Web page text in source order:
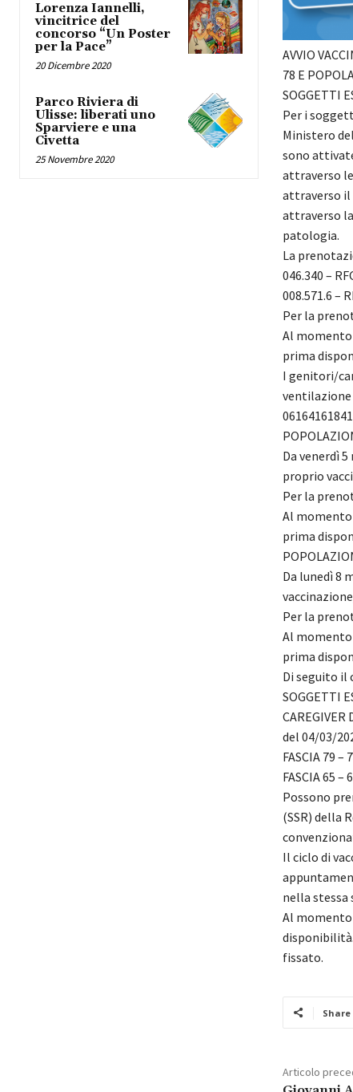
Lorenza Iannelli,
vincitrice del
concorso “Un Poster
per la Pace”
20 Dicembre 2020
Parco Riviera di
Ulisse: liberati uno
Sparviere e una
Civetta
25 Novembre 2020
AVVIO
78 E
SOGGETTI
Per i
Ministero
sono
attraverso
attraverso il
attraverso
patologia.
La
046.340 –
008.571.6 –
Per la
Al momento
prima
I genitori/
ventilazione
Da venerdì
proprio
Per la
Al momento
prima
Da lunedì 8
Per la
Al momento
prima
Di seguito il
SOGGETTI
CAREGIVER
del 04/03/
FASCIA 79
FASCIA 65
Possono
(SSR) della
Il ciclo di
nella stessa
Al momento
fissato.
Share
Articolo